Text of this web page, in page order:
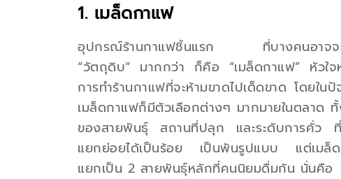
1. เมล็ดกาแฟ
อุปกรณ์ร้านกาแฟชิ้นแรก ที่บางคนอาจจะ
“วัตถุดิบ” มากกว่า ก็คือ “เมล็ดกาแฟ” หัวใ
การทำร้านกาแฟที่จะห้ามขาดไปเด็ดขาด โดยใน
เมล็ดกาแฟก็มีตัวเลือกต่างๆ มากมายในตลาด ทั้
ของสายพันธ์ุ สถานที่ปลุก และระดับการคั่ว ที่
แยกย่อยได้เป็นร้อย เป็นพันรูปแบบ แต่เมล็ด
แยกเป็น 2 สายพันธุ์หลักที่คนนิยมดื่มกัน นั่นคือ